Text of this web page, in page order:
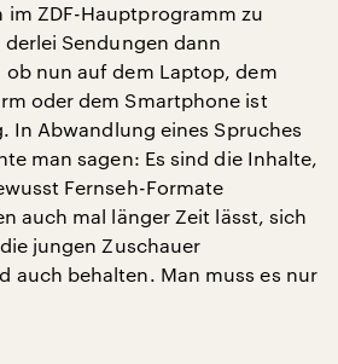
im ZDF-Hauptprogramm zu
Sendungen dann
nun auf dem Laptop, dem
oder dem Smartphone ist
In Abwandlung eines Spruches
man sagen: Es sind die Inhalte,
Fernseh-Formate
auch mal länger Zeit lässt, sich
jungen Zuschauer
auch behalten. Man muss es nur